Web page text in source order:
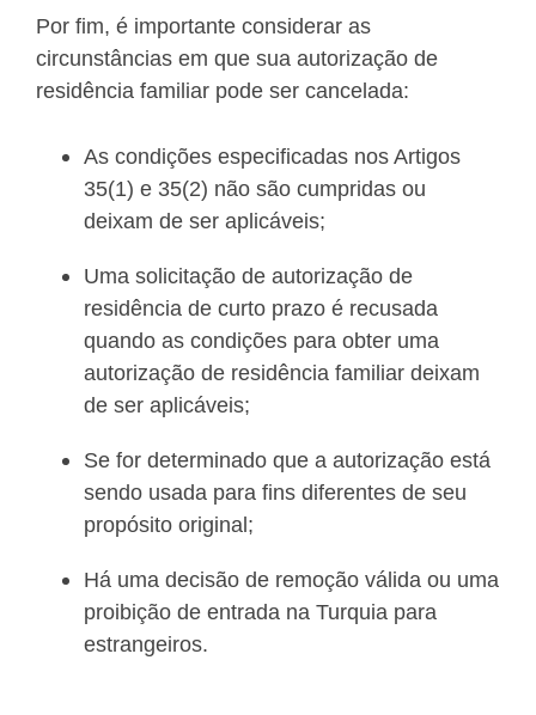
Por fim, é importante considerar as
circunstâncias em que sua autorização de
residência familiar pode ser cancelada:
As condições especificadas nos Artigos
35(1) e 35(2) não são cumpridas ou
deixam de ser aplicáveis;
Uma solicitação de autorização de
residência de curto prazo é recusada
quando as condições para obter uma
autorização de residência familiar deixam
de ser aplicáveis;
Se for determinado que a autorização está
sendo usada para fins diferentes de seu
propósito original;
Há uma decisão de remoção válida ou uma
proibição de entrada na Turquia para
estrangeiros.